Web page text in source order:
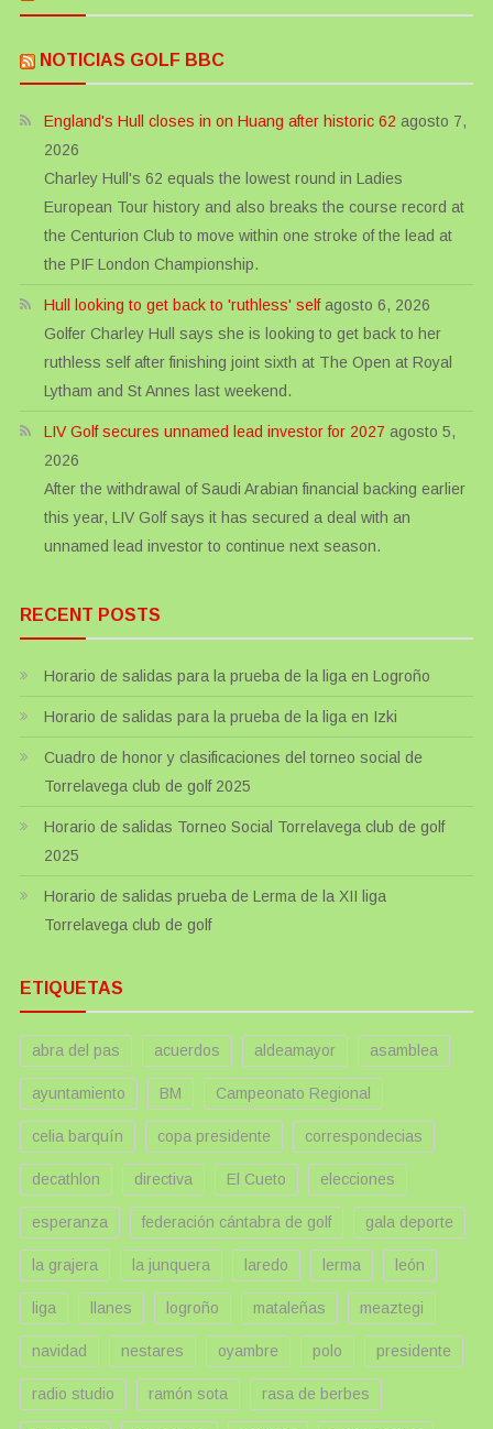
NOTICIAS GOLF BBC
England's Hull closes in on Huang after historic 62 agosto 7,
2026
Charley Hull's 62 equals the lowest round in Ladies
European Tour history and also breaks the course record at
the Centurion Club to move within one stroke of the lead at
the PIF London Championship.
Hull looking to get back to 'ruthless' self agosto 6, 2026
Golfer Charley Hull says she is looking to get back to her
ruthless self after finishing joint sixth at The Open at Royal
Lytham and St Annes last weekend.
LIV Golf secures unnamed lead investor for 2027 agosto 5,
2026
After the withdrawal of Saudi Arabian financial backing earlier
this year, LIV Golf says it has secured a deal with an
unnamed lead investor to continue next season.
RECENT POSTS
Horario de salidas para la prueba de la liga en Logroño
Horario de salidas para la prueba de la liga en Izki
Cuadro de honor y clasificaciones del torneo social de
Torrelavega club de golf 2025
Horario de salidas Torneo Social Torrelavega club de golf
2025
Horario de salidas prueba de Lerma de la XII liga
Torrelavega club de golf
ETIQUETAS
abra del pas acuerdos aldeamayor asamblea
ayuntamiento BM Campeonato Regional
celia barquín copa presidente correspondecias
decathlon directiva El Cueto elecciones
esperanza federación cántabra de golf gala deporte
la grajera la junquera laredo lerma león
liga llanes logroño mataleñas meaztegi
navidad nestares oyambre polo presidente
radio studio ramón sota rasa de berbes